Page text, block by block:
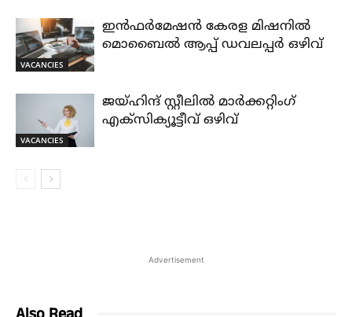
VACANCIES
ഇൻഫർമേഷൻ കേരള മിഷനിൽ
മൊബൈൽ ആപ്പ് ഡവലപ്പർ ഒഴിവ്
VACANCIES
ജയ്‌ഹിന്ദ്‌ സ്റ്റീലിൽ മാർക്കറ്റിംഗ്
എക്സിക്യൂട്ടീവ് ഒഴിവ്
Advertisement